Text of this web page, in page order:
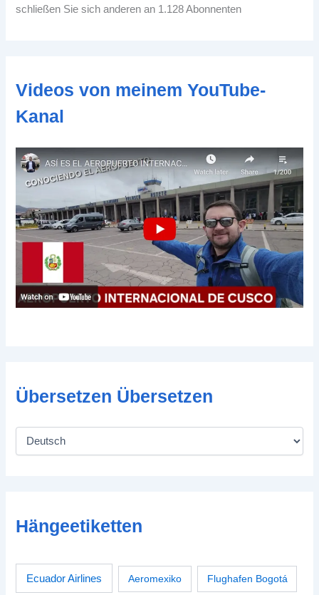
A
s
e
schließen Sie sich anderen an 1.128 Abonnenten
Videos von meinem YouTube-
Kanal
Übersetzen Übersetzen
Hängeetiketten
Ecuador Airlines Aeromexiko Flughafen Bogotá